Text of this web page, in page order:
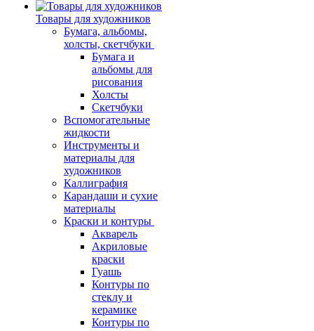
Товары для художников
Бумага, альбомы,
холсты, скетчбуки
Бумага и
альбомы для
рисования
Холсты
Скетчбуки
Вспомогательные
жидкости
Инструменты и
материалы для
художников
Каллиграфия
Карандаши и сухие
материалы
Краски и контуры
Акварель
Акриловые
краски
Гуашь
Контуры по
стеклу и
керамике
Контуры по